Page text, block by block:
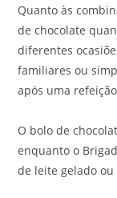
Quanto às
de chocolate
diferentes
familiares ou
após uma
O bolo de
enquanto o
de leite gelado